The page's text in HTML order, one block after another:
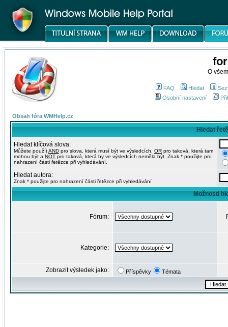
O
FAQ Hledat
Osobní nastavení
Obsah fóra WMHelp.cz
Hledat
Hledat klíčová slova:
Můžete použítAND pro slova, která musí být ve výsledcích, OR pro taková, která tam
mohou být a NOT pro taková, která by ve výsledcích neměla být. Znak * použijte pro
nahrazení části řetězce při vyhledávání.
Hledat autora:
Znak * použijte pro nahrazení části řetězce při vyhledávání
Možnosti
Fórum:
Kategorie:
Zobrazit výsledek jako: Příspěvky Témata